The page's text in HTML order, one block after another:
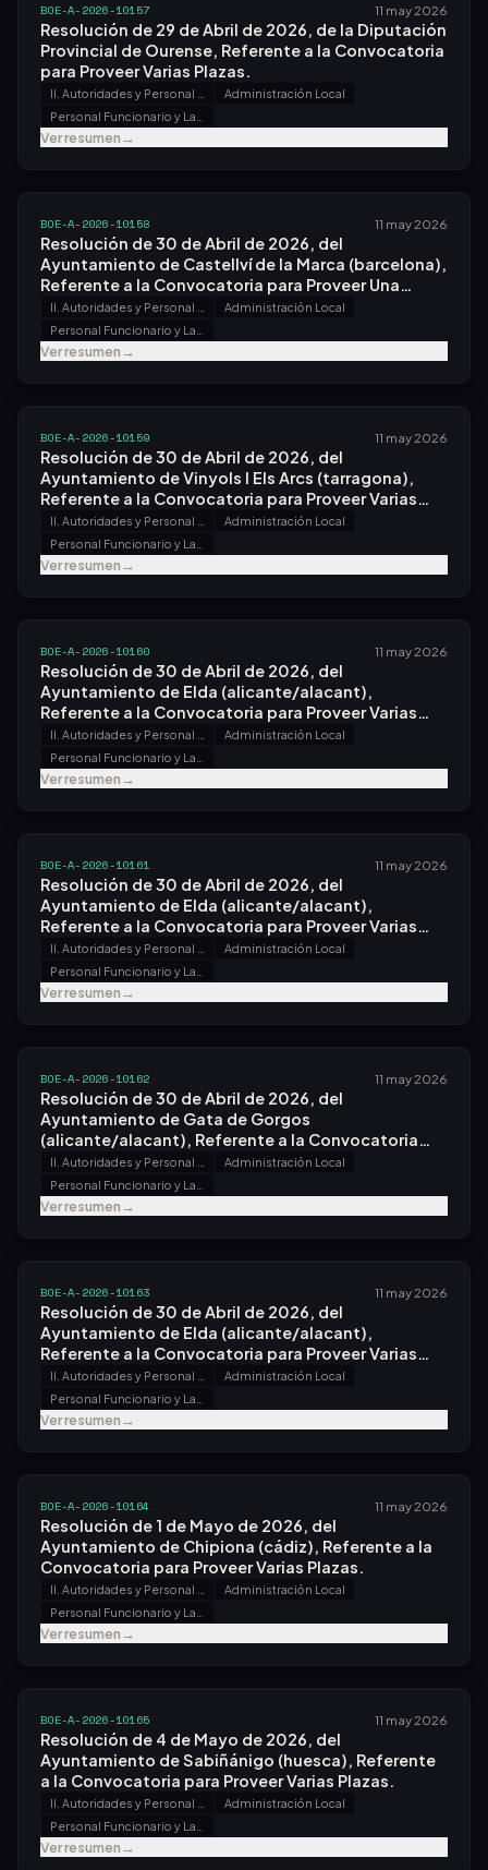
BOE-A-2026-10157 11 may 2026
Resolución de 29 de Abril de 2026, de la Diputación
Provincial de Ourense, Referente a la Convocatoria
para Proveer Varias Plazas.
Administración Local
Ver resumen→
BOE-A-2026-10158 11 may 2026
Resolución de 30 de Abril de 2026, del
Ayuntamiento de Castellví de la Marca (barcelona),
Referente a la Convocatoria para Proveer Una
Plaza.
Administración Local
Ver resumen→
BOE-A-2026-10159 11 may 2026
Resolución de 30 de Abril de 2026, del
Ayuntamiento de Vinyols I Els Arcs (tarragona),
Referente a la Convocatoria para Proveer Varias
Plazas.
Administración Local
Ver resumen→
BOE-A-2026-10160 11 may 2026
Resolución de 30 de Abril de 2026, del
Ayuntamiento de Elda (alicante/alacant),
Referente a la Convocatoria para Proveer Varias
Plazas.
Administración Local
Ver resumen→
BOE-A-2026-10161 11 may 2026
Resolución de 30 de Abril de 2026, del
Ayuntamiento de Elda (alicante/alacant),
Referente a la Convocatoria para Proveer Varias
Plazas.
Administración Local
Ver resumen→
BOE-A-2026-10162 11 may 2026
Resolución de 30 de Abril de 2026, del
Ayuntamiento de Gata de Gorgos
(alicante/alacant), Referente a la Convocatoria
para Proveer Una Plaza.
Administración Local
Ver resumen→
BOE-A-2026-10163 11 may 2026
Resolución de 30 de Abril de 2026, del
Ayuntamiento de Elda (alicante/alacant),
Referente a la Convocatoria para Proveer Varias
Plazas.
Administración Local
Ver resumen→
BOE-A-2026-10164 11 may 2026
Resolución de 1 de Mayo de 2026, del
Ayuntamiento de Chipiona (cádiz), Referente a la
Convocatoria para Proveer Varias Plazas.
Administración Local
Ver resumen→
BOE-A-2026-10165 11 may 2026
Resolución de 4 de Mayo de 2026, del
Ayuntamiento de Sabiñánigo (huesca), Referente
a la Convocatoria para Proveer Varias Plazas.
Administración Local
Ver resumen→